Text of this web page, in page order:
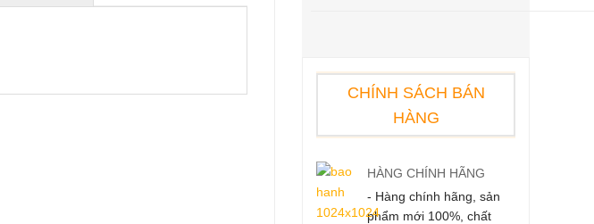
CHÍNH SÁCH BÁN
HÀNG
HÀNG CHÍNH HÃNG
- Hàng chính hãng, sản
phẩm mới 100%, chất